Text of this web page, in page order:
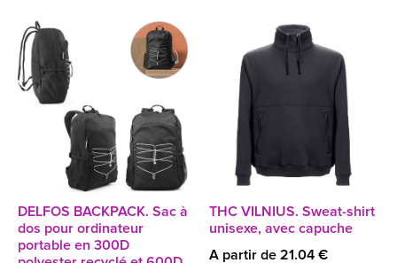
DELFOS BACKPACK. Sac à
dos pour ordinateur
portable en 300D
THC VILNIUS. Sweat-shirt
unisexe, avec capuche
A partir de 21.04 €